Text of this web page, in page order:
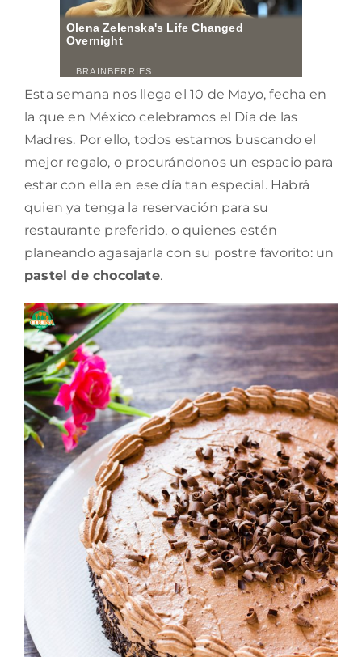
Esta semana nos llega el 10 de Mayo, fecha en
la que en México celebramos el Día de las
Madres. Por ello, todos estamos buscando el
mejor regalo, o procurándonos un espacio para
estar con ella en ese día tan especial. Habrá
quien ya tenga la reservación para su
restaurante preferido, o quienes estén
planeando agasajarla con su postre favorito: un
pastel de chocolate.